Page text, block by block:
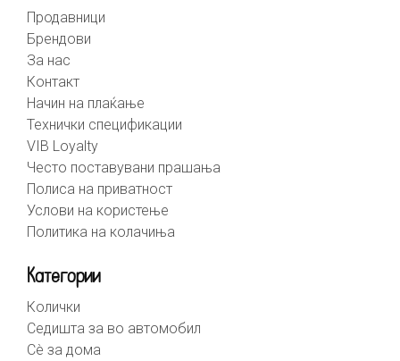
Продавници
Брендови
За нас
Контакт
Начин на плаќање
Технички спецификации
VIB Loyalty
Често поставувани прашања
Полиса на приватност
Услови на користење
Политика на колачиња
Категории
Колички
Седишта за во автомобил
Сè за дома